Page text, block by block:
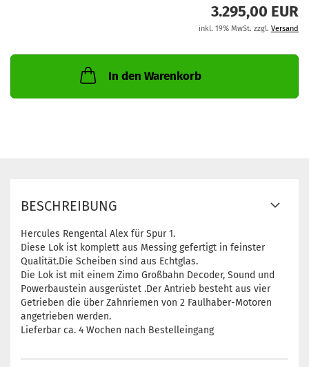
3.295,00 EUR
inkl. 19% MwSt. zzgl. Versand
In den Warenkorb
BESCHREIBUNG
Hercules Rengental Alex für Spur 1.
Diese Lok ist komplett aus Messing gefertigt in feinster
Qualität.Die Scheiben sind aus Echtglas.
Die Lok ist mit einem Zimo Großbahn Decoder, Sound und
Powerbaustein ausgerüstet .Der Antrieb besteht aus vier
Getrieben die über Zahnriemen von 2 Faulhaber-Motoren
angetrieben werden.
Lieferbar ca. 4 Wochen nach Bestelleingang